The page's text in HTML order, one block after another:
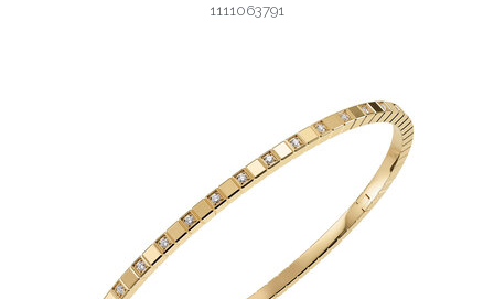
1111063791